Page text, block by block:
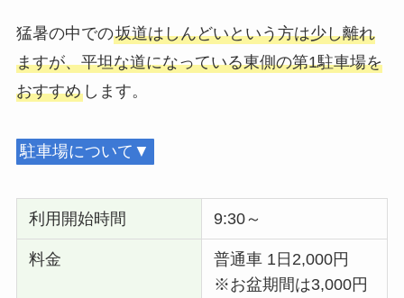
猛暑の中での坂道はしんどいという方は少し離れ
ますが、平坦な道になっている東側の第1駐車場を
おすすめします。
駐車場について▼
利用開始時間 9:30～
料金
普通車 1日2,000円
※お盆期間は3,000円